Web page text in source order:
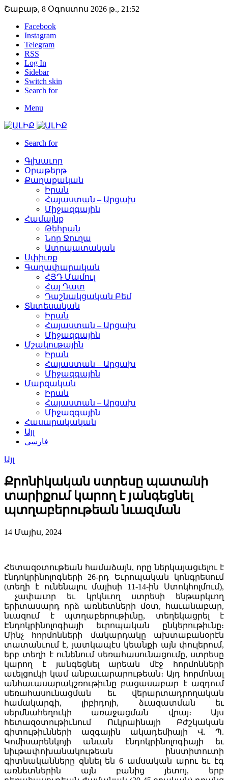
Շաբաթ, 8 Օգոստոս 2026 թ., 21:52
Facebook
Instagram
Telegram
RSS
Log In
Sidebar
Switch skin
Search for
Menu
Search for
Գլխաւոր
Օրաթերթ
Քաղաքական
Իրան
Հայաստան – Արցախ
Միջազգային
Համայնք
Թեհրան
Նոր Ջուղա
Ատրպատական
Սփիւռք
Գաղափարական
ՀՅԴ Մամուլ
Հայ Դատ
Դաշնակցական Բեմ
Տնտեսական
Իրան
Հայաստան – Արցախ
Միջազգային
Մշակութային
Իրան
Հայաստան – Արցախ
Միջազգային
Մարզական
Իրան
Հայաստան – Արցախ
Միջազգային
Հասարակական
Այլ
فارسی
Այլ
Քրոնիկական ստրեսը պատանի
տարիքում կարող է յանգեցնել
պտղաբերութեան նւազման
14 Մայիս, 2024
Հետազօտութեան համաձայն, որը ներկայացւելու է
էնդոկրինոլոգների 26-րդ Եւրոպական կոնգրեսում
(տեղի է ունենալու մայիսի 11-14-ին Ստոկհոլմում),
չափաւոր եւ կրկնւող ստրեսի ենթարկւող
երիտասարդ որձ առնետների մօտ, հաւանաբար,
նւազում է պտղաբերութիւնը, տեղեկացրել է
Էնդոկրինոլոգիայի եւրոպական ընկերութիւնը։
Մինչ հորմոնների մակարդակը ախտաբանօրէն
տատանւում է, յատկապէս կեանքի այն փուլերում,
երբ տեղի է ունենում սեռահասունացումը, ստրեսը
կարող է յանգեցնել արեան մէջ հորմոնների
աւելցուկի կամ անբաւարարութեան։ Այդ հորմոնալ
անհաւասարակշռութիւնը բացասաբար է ազդում
սեռահասունացման եւ վերարտադրողական
համակարգի, լիբիդոյի, ձւազատման եւ
սերմնահեղուկի առաջացման վրայ։ Այս
հետազօտութիւնում Ուկրաինայի Բժշկական
գիտութիւնների ազգային ակադեմիայի Վ. Պ.
Կոմիսարենկոյի անւան էնդոկրինոլոգիայի եւ
նիւթափոխանակութեան ինստիտուտի
գիտնականները զննել են 6 ամսական արու եւ էգ
առնետներին այն բանից յետոյ, երբ